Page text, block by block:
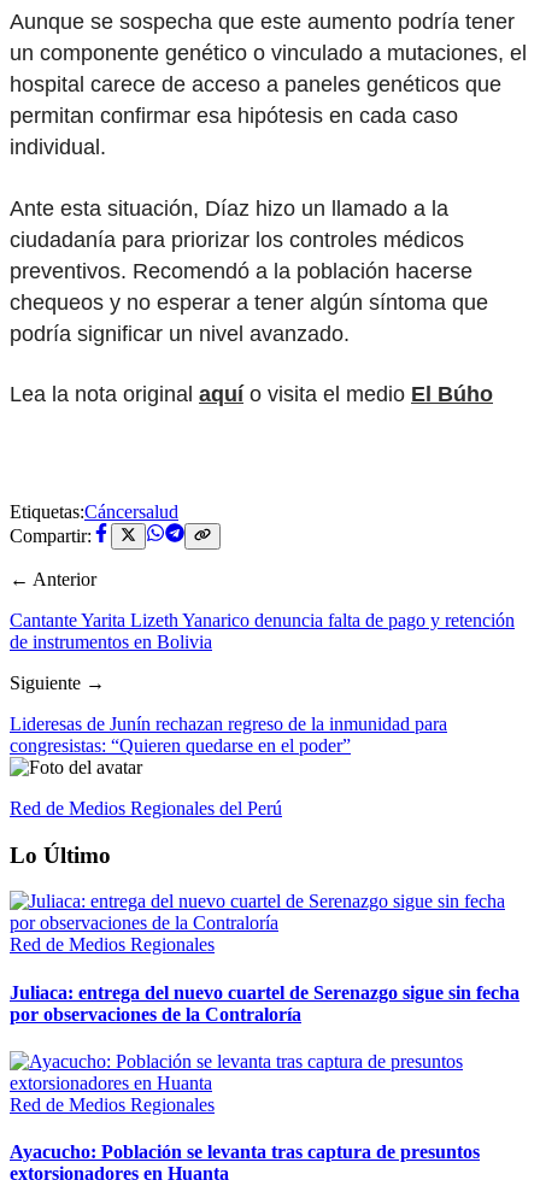
Aunque se sospecha que este aumento podría tener
un componente genético o vinculado a mutaciones, el
hospital carece de acceso a paneles genéticos que
permitan confirmar esa hipótesis en cada caso
individual.
Ante esta situación, Díaz hizo un llamado a la
ciudadanía para priorizar los controles médicos
preventivos. Recomendó a la población hacerse
chequeos y no esperar a tener algún síntoma que
podría significar un nivel avanzado.
Lea la nota original aquí o visita el medio El Búho
Etiquetas:Cáncersalud
Compartir:
← Anterior
Cantante Yarita Lizeth Yanarico denuncia falta de pago y retención
de instrumentos en Bolivia
Siguiente →
Lideresas de Junín rechazan regreso de la inmunidad para
congresistas: “Quieren quedarse en el poder”
Red de Medios Regionales del Perú
Lo Último
Red de Medios Regionales
Juliaca: entrega del nuevo cuartel de Serenazgo sigue sin fecha
por observaciones de la Contraloría
Red de Medios Regionales
Ayacucho: Población se levanta tras captura de presuntos
extorsionadores en Huanta